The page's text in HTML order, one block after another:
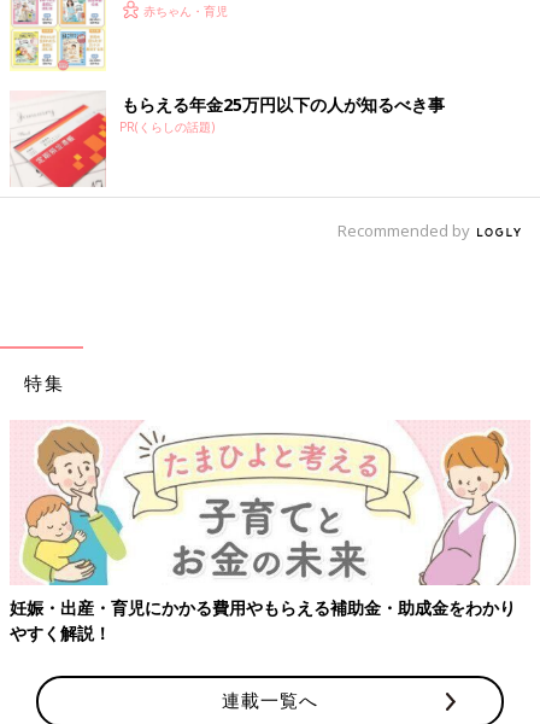
赤ちゃん・育児
もらえる年金25万円以下の人が知るべき事
PR(くらしの話題)
Recommended by
特集
・助成金をわかり
【ワクチン接種できるものも】妊婦の感染症
連載一覧へ